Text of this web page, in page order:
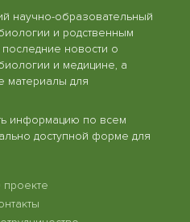
научно-образовательный
и родственным
новости о
и медицине, а
материалы для
информацию по всем
доступной форме для
проекте